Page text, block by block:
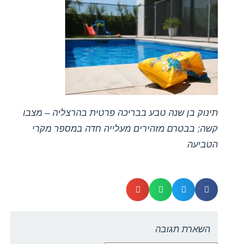
תינוק בן שנה טבע בבריכה פרטית בהרצליה – מצבו
קשה; בבטרם מזהירים מעלייה חדה במספר מקרי
הטביעה
השארת תגובה